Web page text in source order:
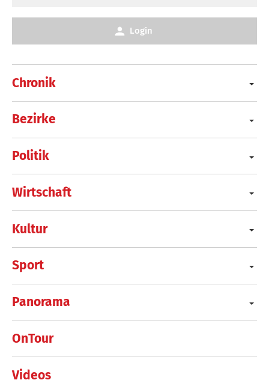
Chronik
Bezirke
Politik
Wirtschaft
Kultur
Sport
Panorama
OnTour
Videos
Login